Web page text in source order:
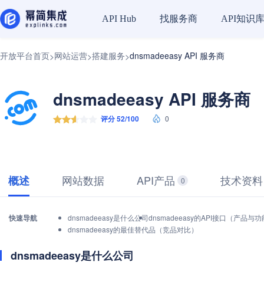
API Hub 找服务商 API知识库
开放平台首页>网站运营>搭建服务>dnsmadeeasy API 服务商
dnsmadeeasy API 服务商
评分 52/100 0
概述 网站数据 API产品 0 技术资料
快速导航 dnsmadeeasy是什么公司dnsmadeeasy的API接口（产品与功
dnsmadeeasy的最佳替代品（竞品对比）
dnsmadeeasy是什么公司